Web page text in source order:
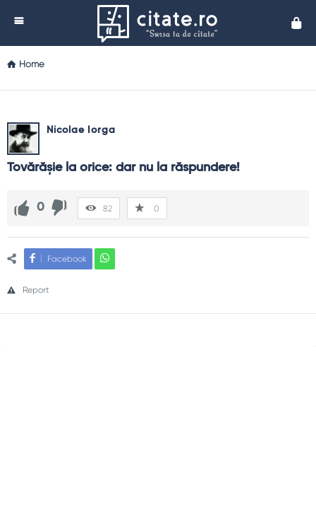
Home
Nicolae Iorga
Tovărăşie la orice: dar nu la răspundere!
0 82 0
Facebook
Report